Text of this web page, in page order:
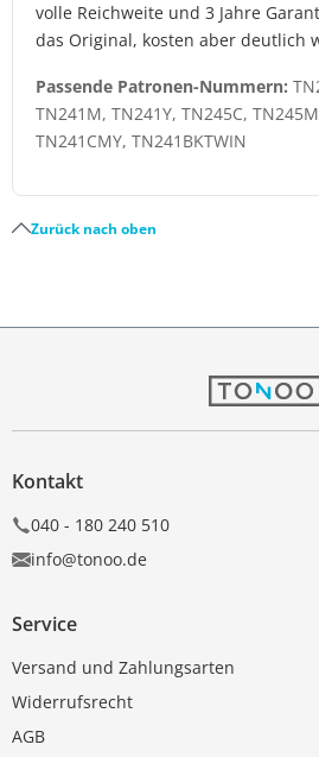
volle Reichweite und 3 Jahre
das Original, kosten aber deutlich
Passende Patronen-Nummern:
TN241M, TN241Y, TN245C,
TN241CMY, TN241BKTWIN
Zurück nach oben
Kontakt
040 - 180 240 510
info@tonoo.de
Service
Versand und Zahlungsarten
Widerrufsrecht
AGB